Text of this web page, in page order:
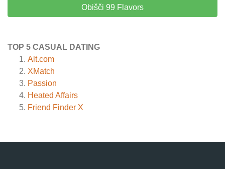
Obišči 99 Flavors
TOP 5 CASUAL DATING
Alt.com
XMatch
Passion
Heated Affairs
Friend Finder X